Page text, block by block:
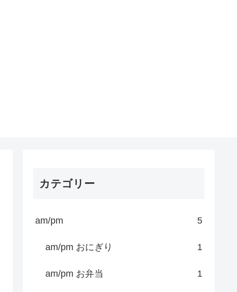
カテゴリー
am/pm 5
am/pm おにぎり 1
am/pm お弁当 1